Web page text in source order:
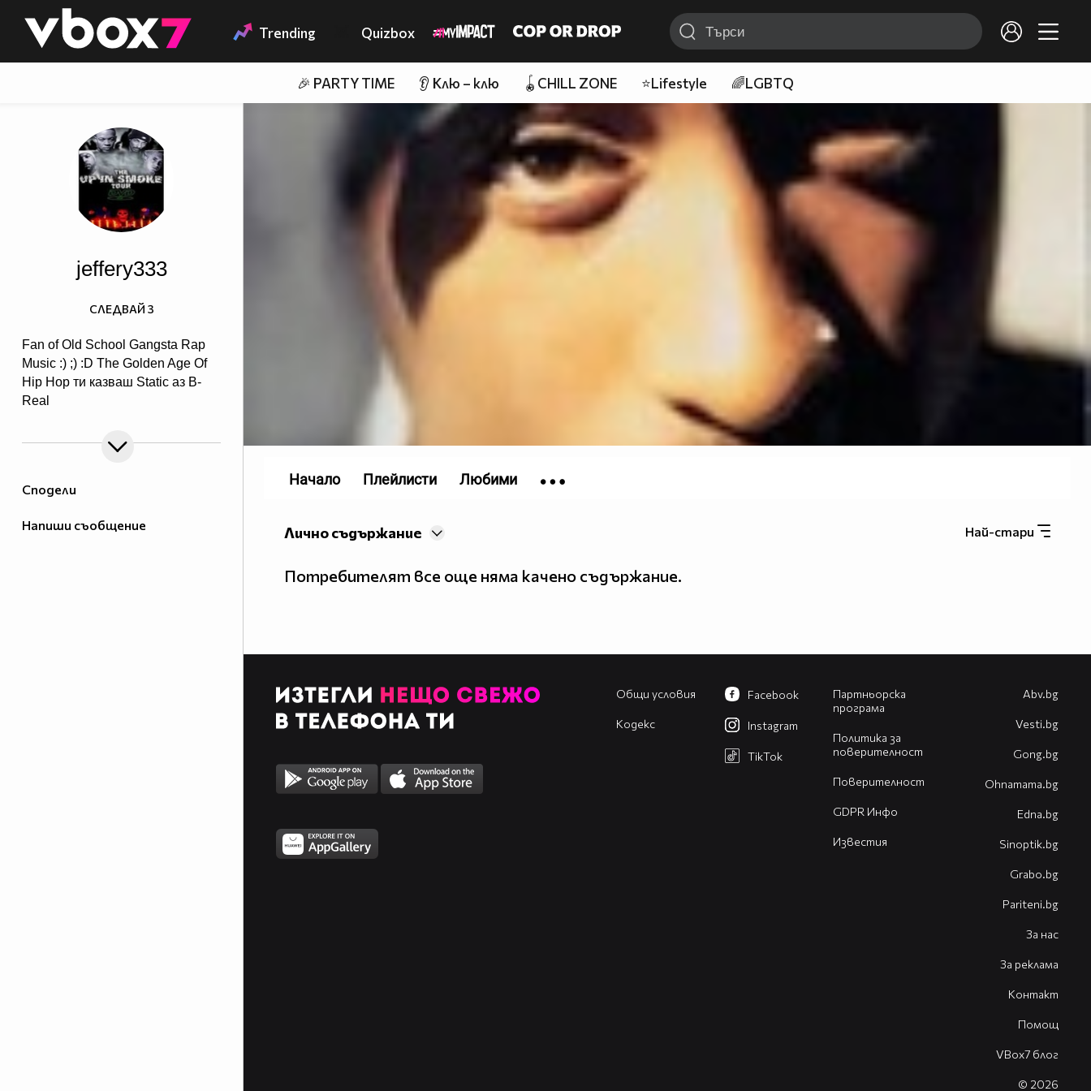
👾 Trending Quizbox
🎉 PARTY TIME 👂 Клю – клю 🪀CHILL ZONE ⭐Lifestyle 🌈LGBTQ
Сподели
Напиши съобщение
jeffery333
Fan of Old School Gangsta Rap
Music :) ;) :D The Golden Age Of
Hip Hop ти казваш Static аз B-
Real
казваш Wiz Khalifa аз Snoop
Doggy Dogg ти казваш Akon аз
СЛЕДВАЙ 3
Най-стари
Лично съдържание
Потребителят все още няма качено съдържание.
Начало Плейлисти Любими
Общи условия
Кодекс
Партньорска
програма
Политика за
поверителност
Поверителност
GDPR Инфо
Известия
Facebook
Instagram
TikTok
Abv.bg
Vesti.bg
Gong.bg
Оhnamama.bg
Edna.bg
Sinoptik.bg
Grabo.bg
Pariteni.bg
За нас
За реклама
Контакт
Помощ
VBox7 блог
© 2026